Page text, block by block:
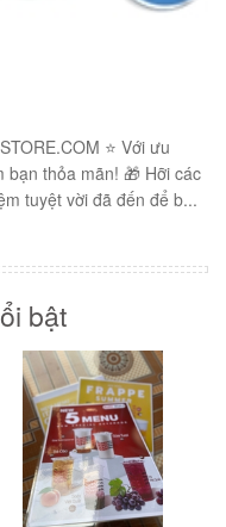
⭐ Với ưu
bạn thỏa mãn! 🎁 Hỡi các
tuyệt vời đã đến để b...
bật